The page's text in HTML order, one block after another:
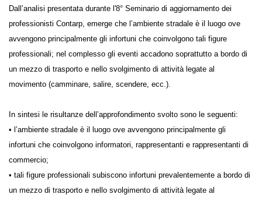
Dall’analisi presentata durante l'8° Seminario di aggiornamento dei
professionisti Contarp, emerge che l’ambiente stradale è il luogo ove
avvengono principalmente gli infortuni che coinvolgono tali figure
professionali; nel complesso gli eventi accadono soprattutto a bordo di
un mezzo di trasporto e nello svolgimento di attività legate al
movimento (camminare, salire, scendere, ecc.).
In sintesi le risultanze dell’approfondimento svolto sono le seguenti:
• l’ambiente stradale è il luogo ove avvengono principalmente gli
infortuni che coinvolgono informatori, rappresentanti e rappresentanti di
commercio;
• tali figure professionali subiscono infortuni prevalentemente a bordo di
un mezzo di trasporto e nello svolgimento di attività legate al